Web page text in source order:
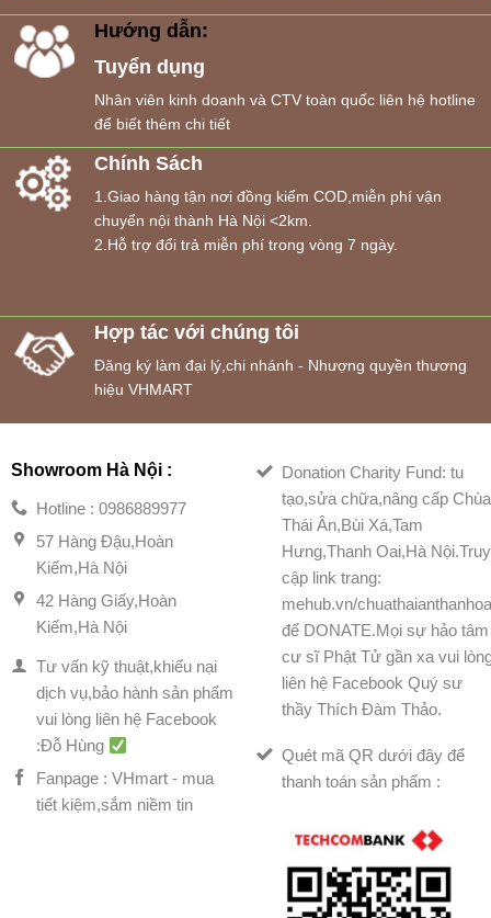
Hướng dẫn:
Tuyển dụng
Nhân viên kinh doanh và CTV toàn quốc liên hệ hotline
để biết thêm chi tiết
Chính Sách
1.Giao hàng tận nơi đồng kiểm COD,miễn phí vận
chuyển nội thành Hà Nội <2km.
2.Hỗ trợ đổi trả miễn phí trong vòng 7 ngày.
Hợp tác với chúng tôi
Đăng ký làm đại lý,chi nhánh - Nhượng quyền thương
hiệu VHMART
Showroom Hà Nội :
Hotline : 0986889977
57 Hàng Đậu,Hoàn
Kiếm,Hà Nội
42 Hàng Giấy,Hoàn
Kiếm,Hà Nội
Tư vấn kỹ thuật,khiếu nại
dịch vụ,bảo hành sản phẩm
vui lòng liên hệ Facebook
:Đỗ Hùng
Fanpage : VHmart - mua
tiết kiệm,sắm niềm tin
Donation Charity Fund: tu
tạo,sửa chữa,nâng cấp Chùa
Thái Ân,Bùi Xá,Tam
Hưng,Thanh Oai,Hà Nội.Truy
cập link trang:
mehub.vn/
để DONATE.Mọi sự hảo tâm
cư sĩ Phật Tử gần xa vui
liên hệ Facebook Quý sư
thầy Thích Đàm Thảo.
Quét mã QR dưới đây để
thanh toán sản phẩm :